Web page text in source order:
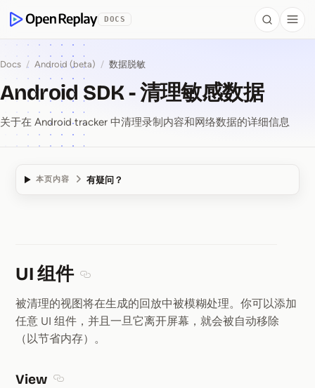
OpenReplay
DOCS Search
Docs / Android (beta) / 数据脱敏
Android SDK - 清理敏感数据
关于在 Android tracker 中清理录制内容和网络数据的详细信息
本页内容 有疑问？
UI 组件
被清理的视图将在生成的回放中被模糊处理。你可以添加
任意 UI 组件，并且一旦它离开屏幕，就会被自动移除
（以节省内存）。
View